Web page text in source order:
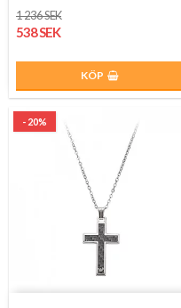
1 236 SEK
538 SEK
KÖP
- 20%